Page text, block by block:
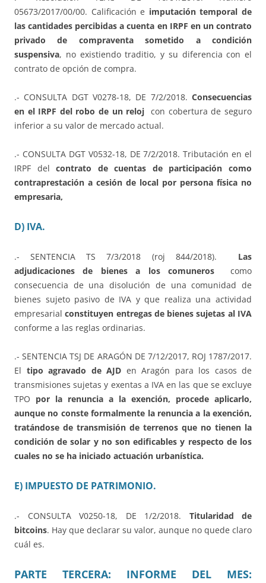
05673/2017/00/00. Calificación e imputación temporal de
las cantidades percibidas a cuenta en IRPF en un contrato
privado de compraventa sometido a condición
suspensiva, no existiendo traditio, y su diferencia con el
contrato de opción de compra.
.- CONSULTA DGT V0278-18, DE 7/2/2018. Consecuencias
en el IRPF del robo de un reloj con cobertura de seguro
inferior a su valor de mercado actual.
.- CONSULTA DGT V0532-18, DE 7/2/2018. Tributación en el
IRPF delcontrato de cuentas de participación como
contraprestación a cesión de local por persona física no
empresaria,
D) IVA.
.- SENTENCIA TS 7/3/2018 (roj 844/2018). Las
adjudicaciones de bienes a los comuneros como
consecuencia de una disolución de una comunidad de
bienes sujeto pasivo de IVA y que realiza una actividad
empresarialconstituyen entregas de bienes sujetas al IVA
conforme a las reglas ordinarias.
.- SENTENCIA TSJ DE ARAGÓN DE 7/12/2017, ROJ 1787/2017.
El tipo agravado de AJD en Aragón para los casos de
transmisiones sujetas y exentas a IVA en las que se excluye
TPO por la renuncia a la exención, procede aplicarlo,
aunque no conste formalmente la renuncia a la exención,
tratándose de transmisión de terrenos que no tienen la
condición de solar y no son edificables y respecto de los
cuales no se ha iniciado actuación urbanística.
E) IMPUESTO DE PATRIMONIO.
.- CONSULTA V0250-18, DE 1/2/2018. Titularidad de
bitcoins. Hay que declarar su valor, aunque no quede claro
cuál es.
PARTE TERCERA: INFORME DEL MES: